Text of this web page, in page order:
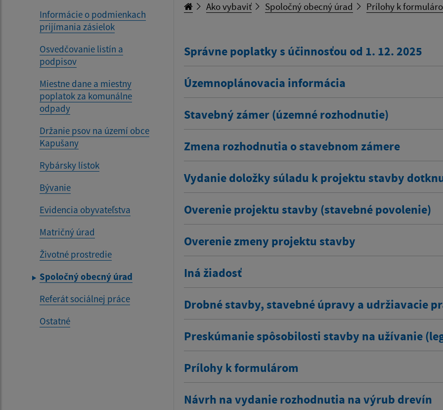
Informácie o podmienkach
prijímania zásielok
Osvedčovanie listín a
podpisov
Miestne dane a miestny
poplatok za komunálne
odpady
Držanie psov na území obce
Kapušany
Rybársky lístok
Bývanie
Evidencia obyvateľstva
Matričný úrad
Životné prostredie
Spoločný obecný úrad
Referát sociálnej práce
Ostatné
Ako vybaviť Spoločný obecný úrad Prílohy k
Správne poplatky s účinnosťou od 1. 12. 2025
Územnoplánovacia informácia
Stavebný zámer (územné rozhodnutie)
Zmena rozhodnutia o stavebnom zámere
Vydanie doložky súladu k projektu stavby
Overenie projektu stavby (stavebné povolenie)
Overenie zmeny projektu stavby
Iná žiadosť
Drobné stavby, stavebné úpravy a udržiavacie
Preskúmanie spôsobilosti stavby na užívanie
Prílohy k formulárom
Návrh na vydanie rozhodnutia na výrub drevín